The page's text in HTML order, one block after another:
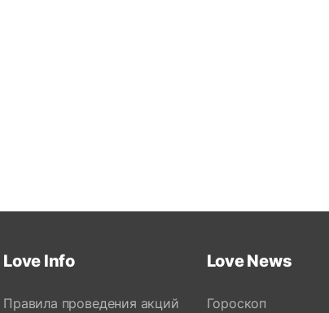
Love Info
Правила проведения акций
Love News
Гороскоп